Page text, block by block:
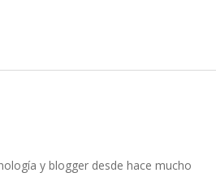
y blogger desde hace mucho